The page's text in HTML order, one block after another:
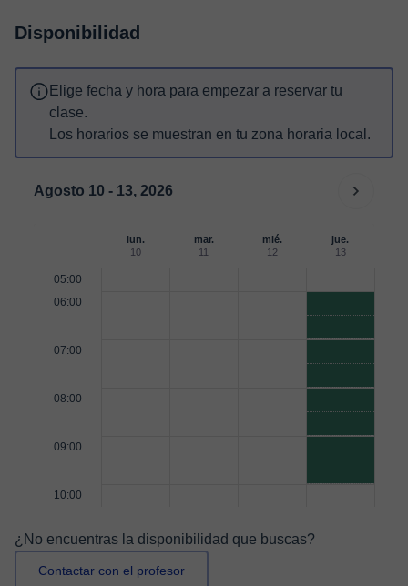
Disponibilidad
Elige fecha y hora para empezar a reservar tu
clase.
Los horarios se muestran en tu zona horaria local.
Agosto 10 - 13, 2026
lun.
10
mar.
11
mié.
12
jue.
13
05:00
06:00
07:00
08:00
09:00
10:00
¿No encuentras la disponibilidad que buscas?
Contactar con el profesor